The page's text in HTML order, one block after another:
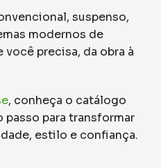
suspenso,
modernos de
precisa, da obra à
, conheça o catálogo
para transformar
estilo e confiança.